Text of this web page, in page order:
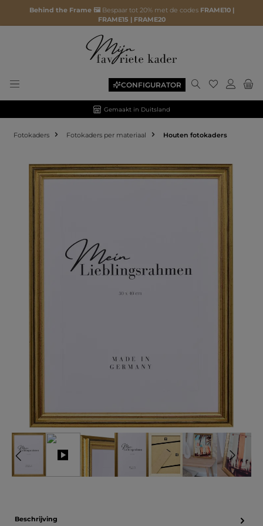
Behind the Frame 🖼️ Bespaar tot 20% met de codes FRAME10 |
FRAME15 | FRAME20
CONFIGURATOR
Gemaakt in Duitsland
Fotokaders Fotokaders per materiaal Houten fotokaders
Afbeeldingengalerij overslaan
Beschrijving